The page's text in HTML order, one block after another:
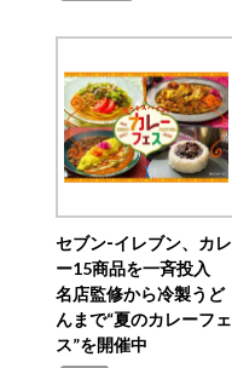
セブン‐イレブン、カレ
ー15商品を一斉投入
名店監修から冷製うど
んまで“夏のカレーフェ
ス”を開催中